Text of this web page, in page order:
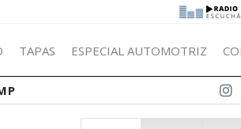
TAPAS ESPECIAL AUTOMOTRIZ